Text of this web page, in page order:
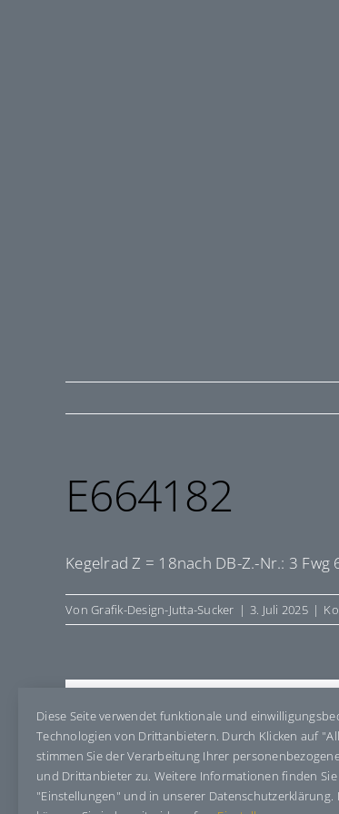
E664182
Kegelrad Z = 18nach DB-Z.-Nr.: 3
VonGrafik-Design-Jutta-Sucker | 3. Juli 2025 |
Share This Story, Choose
Diese Seite verwendet funktionale und
Technologien von Drittanbietern. Durch Klicken auf
stimmen Sie der Verarbeitung Ihrer
und Drittanbieter zu. Weitere Informationen finden
"Einstellungen" und in unserer Datenschutzerklärung.